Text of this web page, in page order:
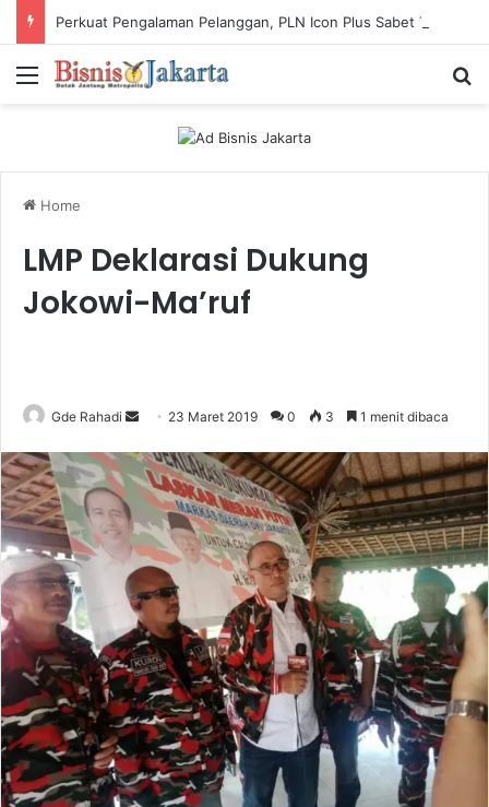
Menu
Home
LMP Deklarasi Dukung
Jokowi-Ma’ruf
Gde Rahadi
n
d
a
n
e
m
a
i
l
23 Maret 2019 0 3 1 menit dibaca